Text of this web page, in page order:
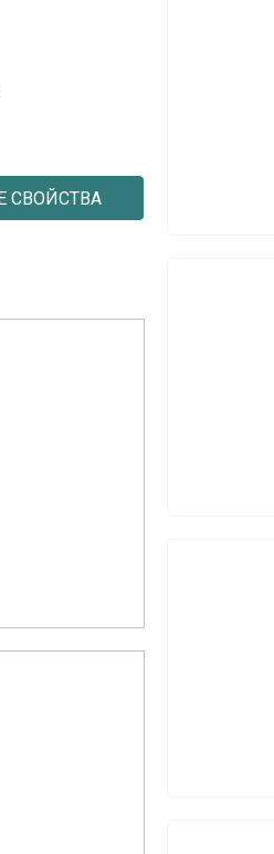
СВОЙСТВА